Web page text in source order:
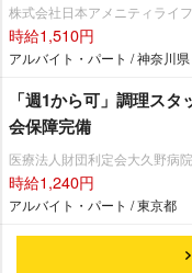
株式会社日本アメニティライ
時給1,510円
アルバイト・パート / 神奈川県
「週1から可」調理ス
会保障完備
医療法人財団利定会大久野病院
時給1,240円
アルバイト・パート / 東京都